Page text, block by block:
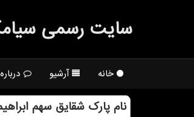
سایت رسمی
خانه آرشیو
نام پارك شقایق سهم